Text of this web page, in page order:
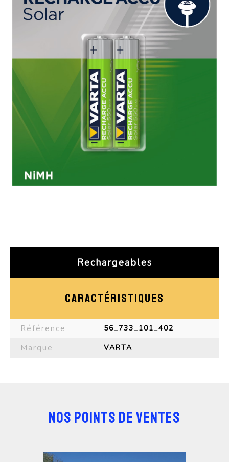
Rechargeables
CARACTÉRISTIQUES
Référence 56_733_101_402
Marque VARTA
NOS POINTS DE VENTES